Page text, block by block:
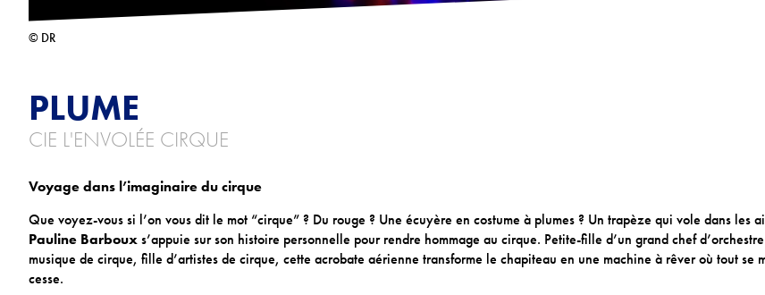
© DR
PLUME
CIE L'ENVOLÉE CIRQUE
Voyage dans l’imaginaire du cirque
Que voyez-vous si l’on vous dit le mot “cirque” ? Du rouge ? Une écuyère en costume à plumes ? Un trapèze qui vole dans les
Pauline Barboux s’appuie sur son histoire personnelle pour rendre hommage au cirque. Petite-fille d’un grand chef
musique de cirque, fille d’artistes de cirque, cette acrobate aérienne transforme le chapiteau en une machine à rêver où tout se
cesse.